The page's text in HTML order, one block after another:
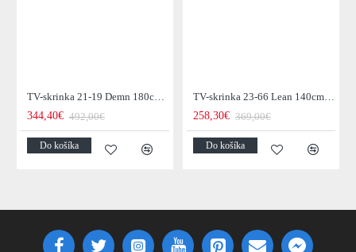
TV-skrinka 21-19 Demn 180cm Drevo Acacia
344,40€ 492,00€
Do košíka
TV-skrinka 23-66 Lean 140cm Drevo Acacia
258,30€ 369,00€
Do košíka